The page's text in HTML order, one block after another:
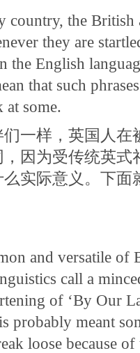
the British
they are
the English
that such
at some.
样，英国人在
因为受传统英式
实际意义。下面
and versatile of
call a
of ‘By Our
probably meant
loose because of